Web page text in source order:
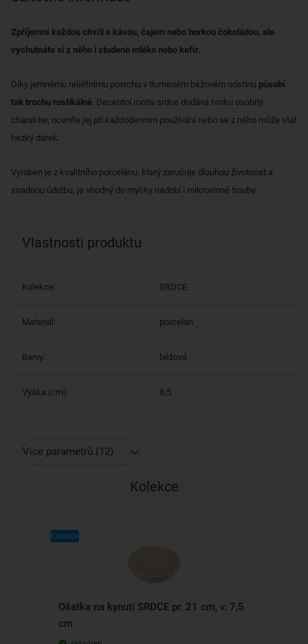
Zpříjemní každou chvíli s kávou, čajem nebo horkou čokoládou, ale
vychutnáte si z něho i studené mléko nebo kefír.
Díky jemnému reliéfnímu povrchu v tlumeném béžovém odstínu působí
tak trochu rustikálně. Decentní motiv srdce dodává hrnku osobitý
charakter, oceníte jej při každodenním používání nebo se z něho může stát
hezký dárek.
Vyroben je z kvalitního porcelánu, který zaručuje dlouhou životnost a
snadnou údržbu, je vhodný do myčky nádobí i mikrovlnné trouby.
Vlastnosti produktu
Kolekce: SRDCE
Materiál: porcelán
Barvy: béžová
Výška (cm): 8,5
Více parametrů (12)
Kolekce
Kolekce
Ošatka na kynutí SRDCE pr. 21 cm, v. 7,5
cm